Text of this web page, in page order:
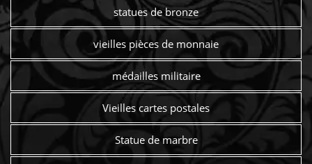
statues de bronze
vieilles pièces de monnaie
médailles militaire
Vieilles cartes postales
Statue de marbre